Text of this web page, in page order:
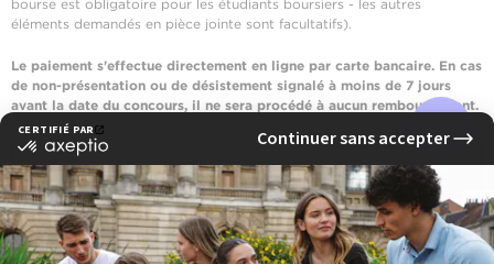
bourse est obligatoire pour les étudiants boursiers - les autres
éléments demandés en pièce jointe sont facultatifs).
Le paiement s'effectue directement en ligne par carte bancaire. En cas
de non-présentation ou de désistement signalé à moins de 7 jours
avant la date du concours, il ne sera procédé à aucun remboursement.
CANDIDATER EN LIGNE